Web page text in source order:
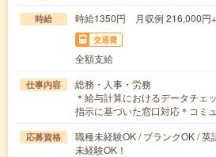
時給 時給1350円 月収例 216,000円
交通費
全額支給
仕事内容
総務・人事・労務
＊給与計算におけるデータチェ
指示に基づいた窓口対応＊コミ
応募資格
職種未経験OK / ブランクOK / 英
未経験OK！